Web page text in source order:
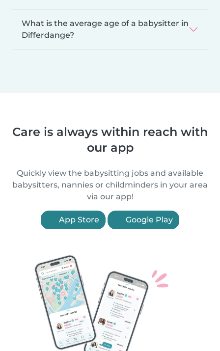
What is the average age of a babysitter in
Differdange?
Care is always within reach with
our app
Quickly view the babysitting jobs and available
babysitters, nannies or childminders in your area
via our app!
App Store Google Play